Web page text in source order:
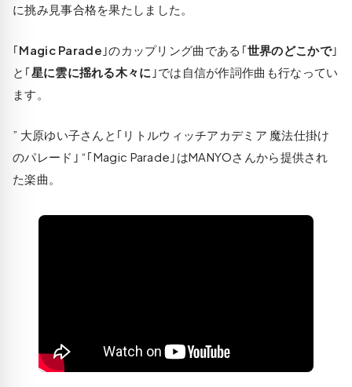
に挑み見事合格を果たしました。
｢Magic Parade ｣のカップリング曲である｢世界のどこかで｣
と｢星に雲に揺れる木々に ｣では自信が作詞作曲も行なってい
ます。
” 大原ゆい子さんと｢リトルウィッチアカデミア 魔法仕掛け
のパレード｣ “｢Magic Parade｣はMANYOさんから提供され
た楽曲。